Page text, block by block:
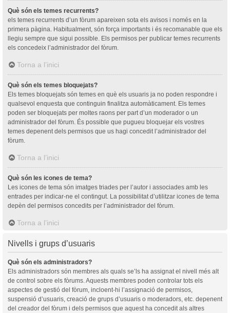
Què són els temes recurrents?
els temes recurrents d’un fòrum apareixen sota els avisos i només en la
primera pàgina. Habitualment, són força importants i és recomanable que els
llegiu sempre que sigui possible. Els permisos per publicar temes recurrents
els concedeix l’administrador del fòrum.
Torna a l’inici
Què són els temes bloquejats?
Els temes bloquejats són temes en què els usuaris ja no poden respondre i
qualsevol enquesta que continguin finalitza automàticament. Els temes
poden ser bloquejats per moltes raons per part d’un moderador o un
administrador del fòrum. És possible que pugueu bloquejar els vostres
temes depenent dels permisos que us hagi concedit l’administrador del
fòrum.
Torna a l’inici
Què són les icones de tema?
Les icones de tema són imatges triades per l’autor i associades amb les
entrades per indicar-ne el contingut. La possibilitat d’utilitzar icones de tema
depèn del permisos concedits per l’administrador del fòrum.
Torna a l’inici
Nivells i grups d’usuaris
Què són els administradors?
Els administradors són membres als quals se’ls ha assignat el nivell més alt
de control sobre els fòrums. Aquests membres poden controlar tots els
aspectes de gestió del fòrum, incloent-hi l’assignació de permisos,
suspensió d’usuaris, creació de grups d’usuaris o moderadors, etc. depenent
del creador del fòrum i dels permisos que aquest ha concedit als altres